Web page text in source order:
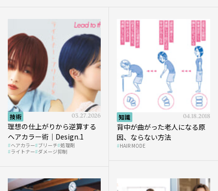
技術 03.27.2026
理想の仕上がりから逆算する
ヘアカラー術｜Design.1
ヘアカラー ブリーチ 処理剤
ライトナー ダメージ抑制
知識 04.18.2018
背中が曲がった老人になる原
因、ならない方法
HAIR MODE